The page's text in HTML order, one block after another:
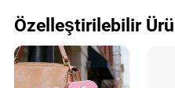
Özelleştirilebilir